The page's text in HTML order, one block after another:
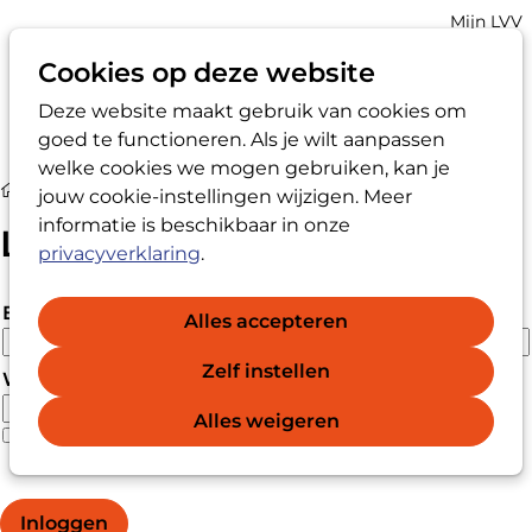
Cookies op deze website
Deze website maakt gebruik van cookies om
goed te functioneren. Als je wilt aanpassen
welke cookies we mogen gebruiken, kan je
jouw cookie-instellingen wijzigen. Meer
informatie is beschikbaar in onze
privacyverklaring.
Alles accepteren
Zelf instellen
Alles weigeren
Zoek
Account
Mijn LVV
Login
Login
E-mailadres
Wachtwoord
Wachtwoord weergeven
Wachtwoord vergeten?
Inloggen